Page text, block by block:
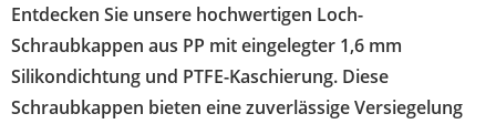
Entdecken Sie unsere hochwertigen Loch-
Schraubkappen aus PP mit eingelegter 1,6 mm
Silikondichtung und PTFE-Kaschierung. Diese
Schraubkappen bieten eine zuverlässige Versiegelung